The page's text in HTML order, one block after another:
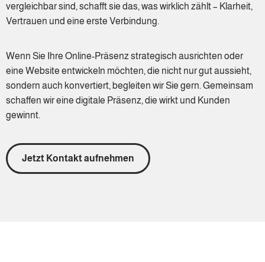
vergleichbar sind, schafft sie das, was wirklich zählt – Klarheit,
Vertrauen und eine erste Verbindung.
Wenn Sie Ihre Online-Präsenz strategisch ausrichten oder
eine Website entwickeln möchten, die nicht nur gut aussieht,
sondern auch konvertiert, begleiten wir Sie gern. Gemeinsam
schaffen wir eine digitale Präsenz, die wirkt und Kunden
gewinnt.
Jetzt Kontakt aufnehmen